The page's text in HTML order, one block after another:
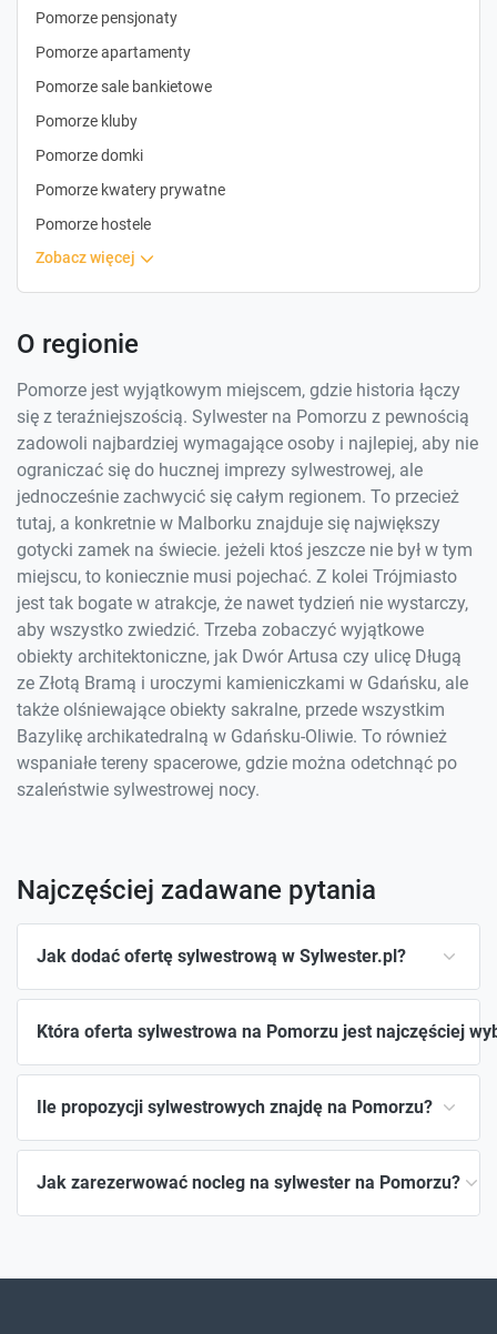
Pomorze pensjonaty
Pomorze apartamenty
Pomorze sale bankietowe
Pomorze kluby
Pomorze domki
Pomorze kwatery prywatne
Pomorze hostele
zobacz więcej
O regionie
Pomorze jest wyjątkowym miejscem, gdzie historia łączy
się z teraźniejszością. Sylwester na Pomorzu z pewnością
zadowoli najbardziej wymagające osoby i najlepiej, aby nie
ograniczać się do hucznej imprezy sylwestrowej, ale
jednocześnie zachwycić się całym regionem. To przecież
tutaj, a konkretnie w Malborku znajduje się największy
gotycki zamek na świecie. jeżeli ktoś jeszcze nie był w tym
miejscu, to koniecznie musi pojechać. Z kolei Trójmiasto
jest tak bogate w atrakcje, że nawet tydzień nie wystarczy,
aby wszystko zwiedzić. Trzeba zobaczyć wyjątkowe
obiekty architektoniczne, jak Dwór Artusa czy ulicę Długą
ze Złotą Bramą i uroczymi kamieniczkami w Gdańsku, ale
także olśniewające obiekty sakralne, przede wszystkim
Bazylikę archikatedralną w Gdańsku-Oliwie. To również
wspaniałe tereny spacerowe, gdzie można odetchnąć po
szaleństwie sylwestrowej nocy.
Najczęściej zadawane pytania
Jak dodać ofertę sylwestrową w Sylwester.pl?
Która oferta sylwestrowa na Pomorzu jest najczęściej
Ile propozycji sylwestrowych znajdę na Pomorzu?
Jak zarezerwować nocleg na sylwester na Pomorzu?